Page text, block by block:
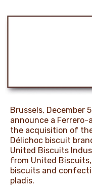
LAVORA
NEWS &
Brussels, December
announce a
the acquisition of
Délichoc biscuit
United Biscuits
from United
biscuits and
pladis.